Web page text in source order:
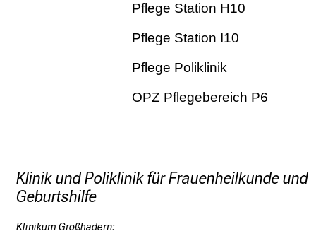
Pflege Station H10
Pflege Station I10
Pflege Poliklinik
OPZ Pflegebereich P6
Klinik und Poliklinik für Frauenheilkunde und
Geburtshilfe
Klinikum Großhadern: